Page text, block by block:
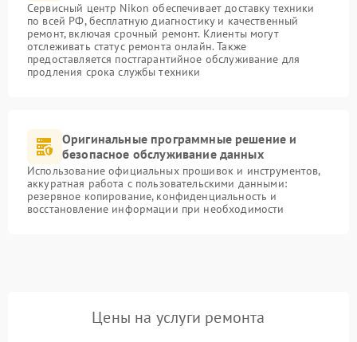
Сервисный центр Nikon обеспечивает доставку техники
по всей РФ, бесплатную диагностику и качественный
ремонт, включая срочный ремонт. Клиенты могут
отслеживать статус ремонта онлайн. Также
предоставляется постгарантийное обслуживание для
продления срока службы техники
Оригинальные программные решение и
безопасное обслуживание данных
Использование официальных прошивок и инструментов,
аккуратная работа с пользовательскими данными:
резервное копирование, конфиденциальность и
восстановление информации при необходимости
Цены на услуги ремонта